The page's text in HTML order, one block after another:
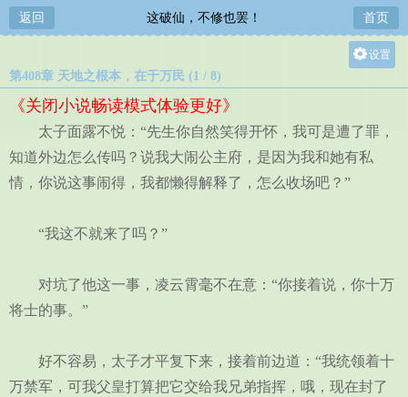
返回 这破仙，不修也罢！ 首页
设置
中
小
第408章 天地之根本，在于万民 (1 / 8)
《关闭小说畅读模式体验更好》
太子面露不悦：“先生你自然笑得开怀，我可是遭了罪，
知道外边怎么传吗？说我大闹公主府，是因为我和她有私
情，你说这事闹得，我都懒得解释了，怎么收场吧？”
“我这不就来了吗？”
对坑了他这一事，凌云霄毫不在意：“你接着说，你十万
将士的事。”
好不容易，太子才平复下来，接着前边道：“我统领着十
万禁军，可我父皇打算把它交给我兄弟指挥，哦，现在封了